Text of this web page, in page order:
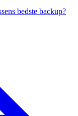
bedste backup?